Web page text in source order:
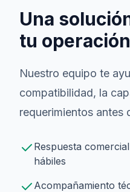
Una
tu operación
Nuestro equipo te
compatibilidad, la
requerimientos antes
Respuesta
hábiles
Acompañamiento